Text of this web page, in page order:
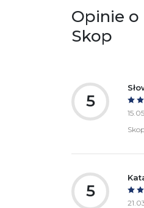
Opinie o
Skop
5
5